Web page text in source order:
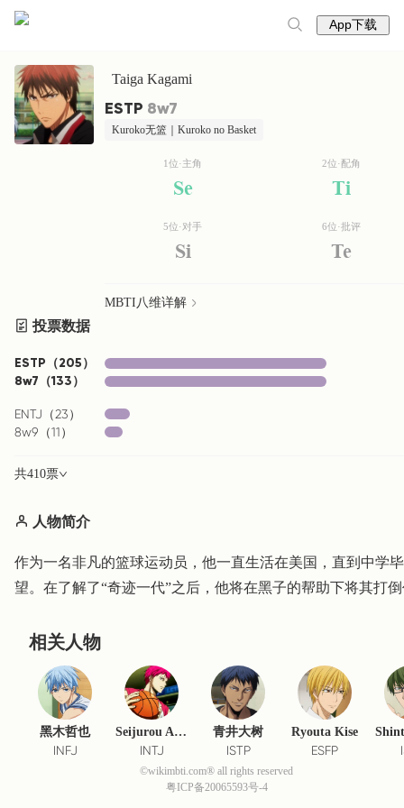
App下载
Taiga Kagami
ESTP 8w7
Kuroko无篮｜Kuroko no Basket
1位·主角
Se
2位·配角
Ti
5位·对手
Si
6位·批评
Te
MBTI八维详解
投票数据
ESTP （205）
8w7 （133）
ENTJ （23）
8w9 （11）
共410票
人物简介
作为一名非凡的篮球运动员，他一直生活在美国，直到中学
望。在了解了“奇迹一代”之后，他将在黑子的帮助下将其打
相关人物
黑木哲也
INFJ
Seijurou Akashi
INTJ
青井大树
ISTP
Ryouta Kise
ESFP
©wikimbti.com® all rights reserved
粤ICP备20065593号-4